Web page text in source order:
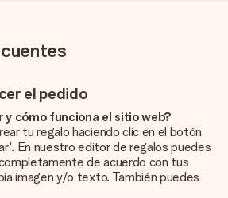
el pedido
y cómo funciona el sitio web?
tu regalo haciendo clic en el botón
En nuestro editor de regalos puedes
de acuerdo con tus
imagen y/o texto. También puedes